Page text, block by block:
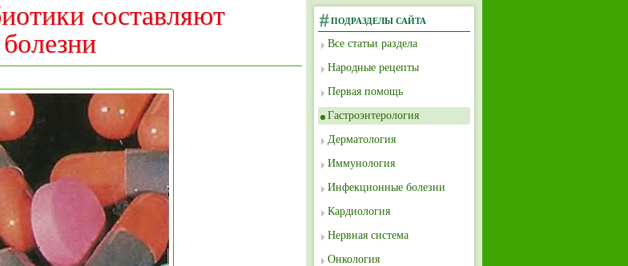
составляют
ПОДРАЗДЕЛЫ САЙТА
Все статьи раздела
Народные рецепты
Первая помощь
Гастроэнтерология
Дерматология
Иммунология
Инфекционные болезни
Кардиология
Нервная система
Онкология